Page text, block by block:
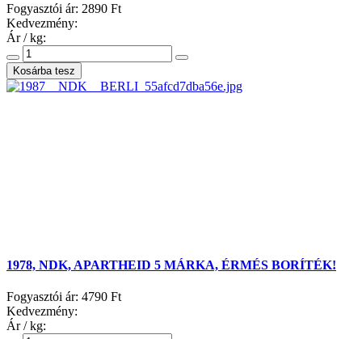
Fogyasztói ár: 2890 Ft
Kedvezmény:
Ár / kg:
1978, NDK, APARTHEID 5 MÁRKA, ÉRMÉS BORÍTÉK!
Fogyasztói ár: 4790 Ft
Kedvezmény:
Ár / kg: